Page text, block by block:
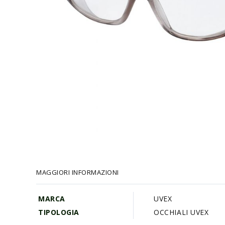
di
immagini
MAGGIORI INFORMAZIONI
MARCA
UVEX
TIPOLOGIA
OCCHIALI UVEX